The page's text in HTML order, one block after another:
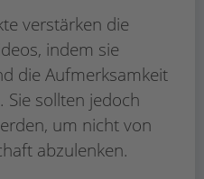
verstärken die
indem sie
die Aufmerksamkeit
Sie sollten jedoch
um nicht von
abzulenken.